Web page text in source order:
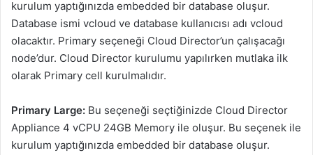
kurulum yaptığınızda embedded bir database oluşur.
Database ismi vcloud ve database kullanıcısı adı vcloud
olacaktır. Primary seçeneği Cloud Director’un çalışacağı
node’dur. Cloud Director kurulumu yapılırken mutlaka ilk
olarak Primary cell kurulmalıdır.
Primary Large: Bu seçeneği seçtiğinizde Cloud Director
Appliance 4 vCPU 24GB Memory ile oluşur. Bu seçenek ile
kurulum yaptığınızda embedded bir database oluşur.